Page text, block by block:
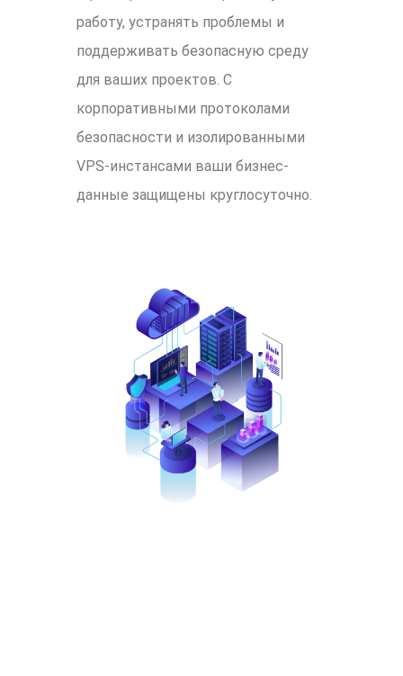
работу, устранять проблемы и
поддерживать безопасную среду
для ваших проектов. С
корпоративными протоколами
безопасности и изолированными
VPS-инстансами ваши бизнес-
данные защищены круглосуточно.